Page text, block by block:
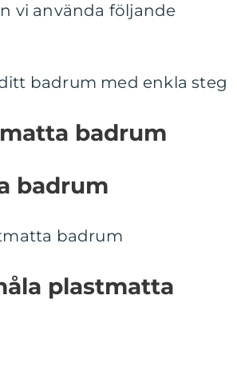
vi använda följande
badrum med enkla steg
badrum
badrum
badrum
plastmatta